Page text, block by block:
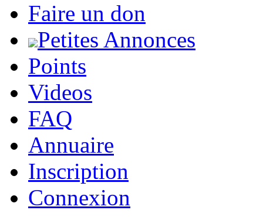
Faire un don
Petites Annonces
Points
Videos
FAQ
Annuaire
Inscription
Connexion